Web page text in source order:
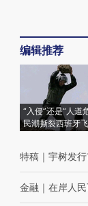
编辑推荐
“入侵”还是“人道
民潮撕裂西班牙
特稿 ｜ 宇树发
金融 ｜ 在岸人